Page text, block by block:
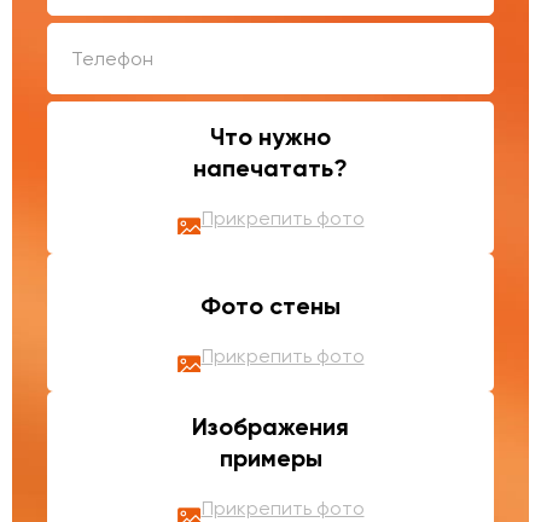
Что нужно
напечатать?
Прикрепить фото
Фото стены
Прикрепить фото
Изображения
примеры
Прикрепить фото